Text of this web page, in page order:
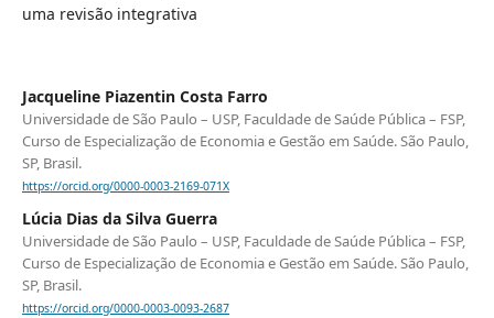
uma revisão integrativa
Jacqueline Piazentin Costa Farro
Universidade de São Paulo – USP, Faculdade de Saúde Pública – FSP,
Curso de Especialização de Economia e Gestão em Saúde. São Paulo,
SP, Brasil.
https://orcid.org/0000-0003-2169-071X
Lúcia Dias da Silva Guerra
Universidade de São Paulo – USP, Faculdade de Saúde Pública – FSP,
Curso de Especialização de Economia e Gestão em Saúde. São Paulo,
SP, Brasil.
https://orcid.org/0000-0003-0093-2687